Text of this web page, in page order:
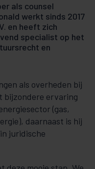
als counsel
werkt sinds 2017
en heeft zich
specialist op het
en
als overheden bij
bijzondere ervaring
(gas,
daarnaast is hij
juridische